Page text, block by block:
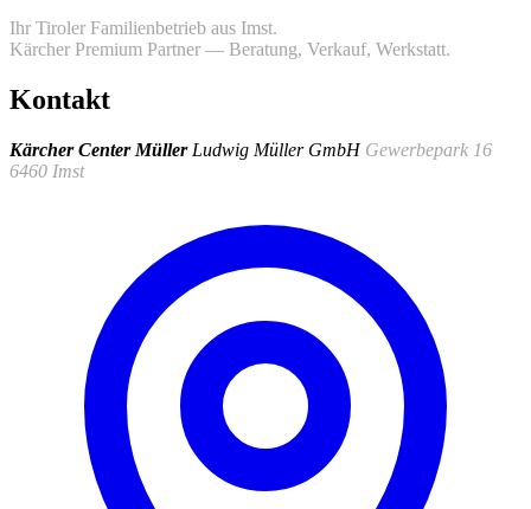
Ihr Tiroler Familienbetrieb aus Imst.
Kärcher Premium Partner — Beratung, Verkauf, Werkstatt.
Kontakt
Kärcher Center Müller Ludwig Müller GmbH Gewerbepark 16
6460 Imst